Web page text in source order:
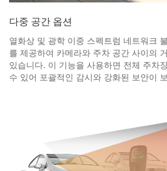
다중 공간 옵션
열화상 및 광학 이중 스펙트럼 네트워크
를 제공하여 카메라와 주차 공간 사이의
있습니다. 이 기능을 사용하면 전체 주차
수 있어 포괄적인 감시와 강화된 보안이